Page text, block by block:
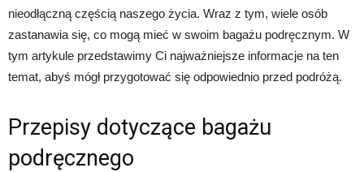
nieodłączną częścią naszego życia. Wraz z tym, wiele osób
zastanawia się, co mogą mieć w swoim bagażu podręcznym. W
tym artykule przedstawimy Ci najważniejsze informacje na ten
temat, abyś mógł przygotować się odpowiednio przed podróżą.
Przepisy dotyczące bagażu
podręcznego